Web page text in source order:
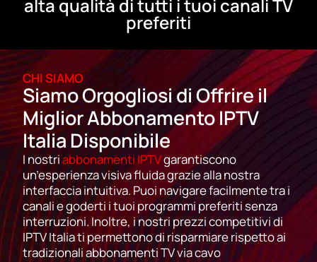
alta qualità di tutti i tuoi canali TV
preferiti
CHI SIAMO
Siamo Orgogliosi di Offrire il
Miglior Abbonamento IPTV
Italia Disponibile
I nostriabbonamenti IPTVgarantiscono
un’esperienza visiva fluida grazie alla nostra
interfaccia intuitiva. Puoi navigare facilmente tra i
canali e goderti i tuoi programmi preferiti senza
interruzioni. Inoltre, i nostri prezzi competitivi di
IPTV Italia ti permettono di risparmiare rispetto ai
tradizionali abbonamenti TV via cavo